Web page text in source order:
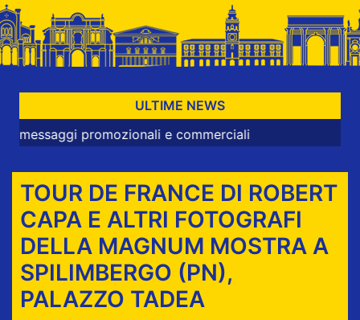
ULTIME NEWS
promozionali e commerciali
TOUR DE FRANCE DI ROBERT
CAPA E ALTRI FOTOGRAFI
DELLA MAGNUM MOSTRA A
SPILIMBERGO (PN),
PALAZZO TADEA